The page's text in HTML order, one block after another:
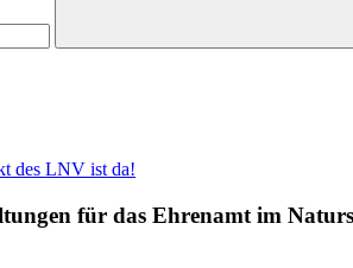
Suchen
des LNV ist da!
für das Ehrenamt im